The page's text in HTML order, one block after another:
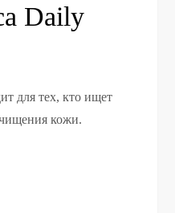
Daily
для тех, кто ищет
кожи.